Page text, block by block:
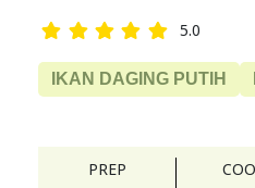
5.0
IKAN DAGING PUTIH
PREP